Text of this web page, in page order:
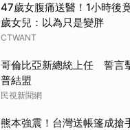
47歲女腹痛送醫！1小時
歲女兒：以為只是變胖
CTWANT
哥倫比亞新總統上任 誓言
普結盟
民視新聞網
熊本強震！台灣送帳篷成搶